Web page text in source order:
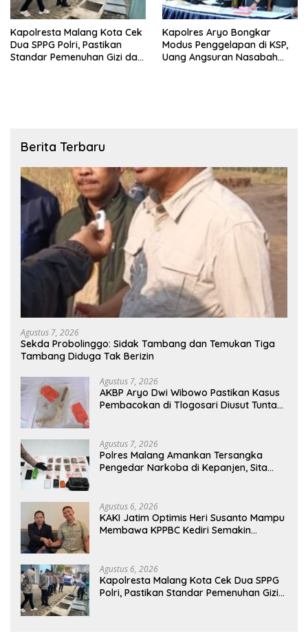
Kapolresta Malang Kota Cek
Dua SPPG Polri, Pastikan
Standar Pemenuhan Gizi dan
Kapolres Aryo Bongkar
Modus Penggelapan di KSP,
Uang Angsuran Nasabah
Berita Terbaru
Agustus 7, 2026
Sekda Probolinggo: Sidak Tambang dan Temukan Tiga
Tambang Diduga Tak Berizin
Agustus 7, 2026
AKBP Aryo Dwi Wibowo Pastikan Kasus
Pembacokan di Tlogosari Diusut Tuntas,
Agustus 7, 2026
Polres Malang Amankan Tersangka
Pengedar Narkoba di Kepanjen, Sita
Agustus 6, 2026
KAKI Jatim Optimis Heri Susanto Mampu
Membawa KPPBC Kediri Semakin
Agustus 6, 2026
Kapolresta Malang Kota Cek Dua SPPG
Polri, Pastikan Standar Pemenuhan Gizi